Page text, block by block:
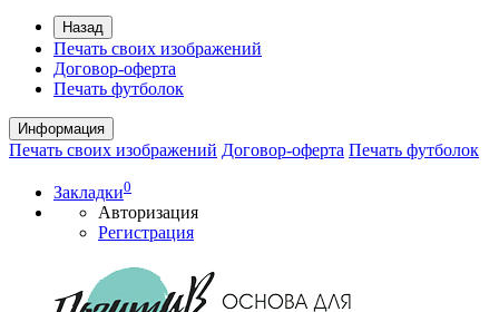
Назад
Печать своих изображений
Договор-оферта
Печать футболок
Информация
Печать своих изображений Договор-оферта Печать футболок
Закладки0
Авторизация
Регистрация